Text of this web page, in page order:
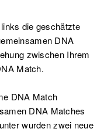
die geschätzte
DNA
zwischen Ihrem
Match.
DNA Match
DNA Matches
wurden zwei neue